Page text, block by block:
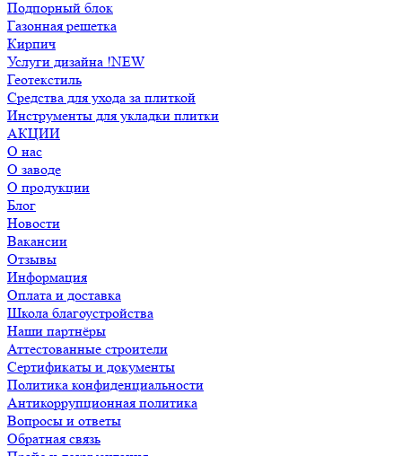
Подпорный блок
Газонная решетка
Кирпич
Услуги дизайна !NEW
Геотекстиль
Средства для ухода за плиткой
Инструменты для укладки плитки
АКЦИИ
О нас
О заводе
О продукции
Блог
Новости
Вакансии
Отзывы
Информация
Оплата и доставка
Школа благоустройства
Наши партнёры
Аттестованные строители
Сертификаты и документы
Политика конфиденциальности
Антикоррупционная политика
Вопросы и ответы
Обратная связь